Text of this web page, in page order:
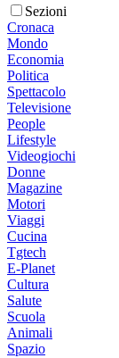
Sezioni
Cronaca
Mondo
Economia
Politica
Spettacolo
Televisione
People
Lifestyle
Videogiochi
Donne
Magazine
Motori
Viaggi
Cucina
Tgtech
E-Planet
Cultura
Salute
Scuola
Animali
Spazio